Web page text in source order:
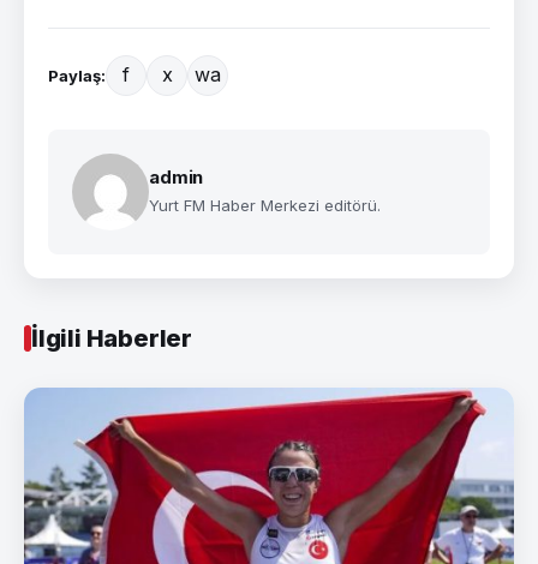
Paylaş: f x wa
admin
Yurt FM Haber Merkezi editörü.
İlgili Haberler